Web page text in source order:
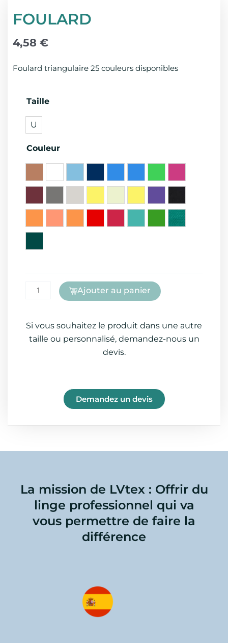
FOULARD
4,58 €
Foulard triangulaire 25 couleurs disponibles
Taille
U
Couleur
quantité
FOULARD
Ajouter au panier
Si vous souhaitez le produit dans une autre
taille ou personnalisé, demandez-nous un
devis.
Demandez un devis
La mission de LVtex : Offrir du
linge professionnel qui va
vous permettre de faire la
différence